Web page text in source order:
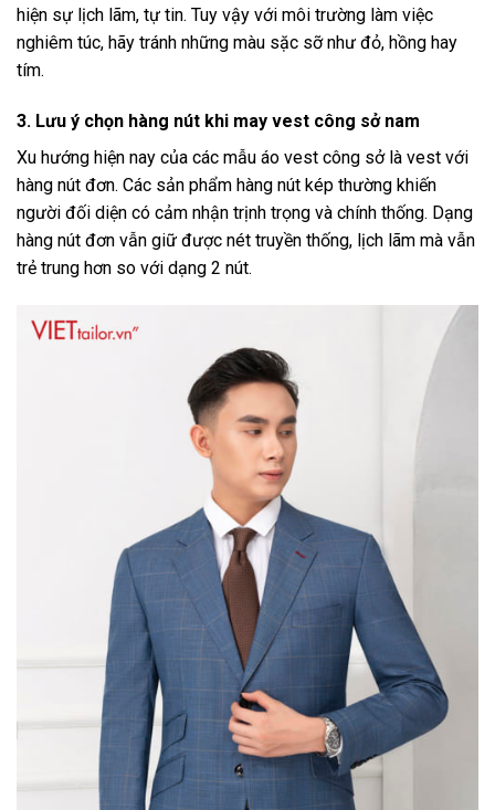
hiện sự lịch lãm, tự tin. Tuy vậy với môi trường làm việc
nghiêm túc, hãy tránh những màu sặc sỡ như đỏ, hồng hay
tím.
3. Lưu ý chọn hàng nút khi may vest công sở nam
Xu hướng hiện nay của các mẫu áo vest công sở là vest với
hàng nút đơn. Các sản phẩm hàng nút kép thường khiến
người đối diện có cảm nhận trịnh trọng và chính thống. Dạng
hàng nút đơn vẫn giữ được nét truyền thống, lịch lãm mà vẫn
trẻ trung hơn so với dạng 2 nút.